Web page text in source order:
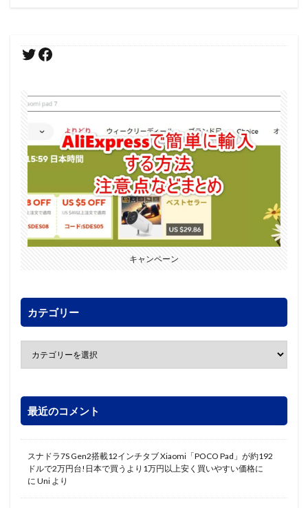
キャンペーン
カテゴリー
最近のコメント
スナドラ7S Gen2搭載12インチタブ Xiaomi「POCO Pad」が約192
ドルで2万円台!日本で買うより1万円以上安く買いやすい価格に
に Uni より